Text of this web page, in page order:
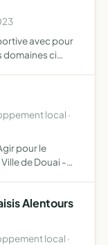
avec pour
domaines ci
local ·
pour le
de Douai -
Alentours
local ·